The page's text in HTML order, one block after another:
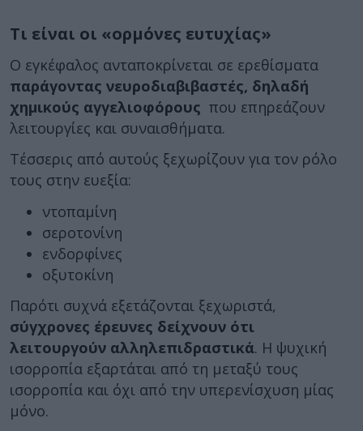
Τι είναι οι «ορμόνες ευτυχίας»
Ο εγκέφαλος ανταποκρίνεται σε ερεθίσματα
παράγοντας νευροδιαβιβαστές, δηλαδή
χημικούς αγγελιοφόρους που επηρεάζουν
λειτουργίες και συναισθήματα.
Τέσσερις από αυτούς ξεχωρίζουν για τον ρόλο
τους στην ευεξία:
ντοπαμίνη
σεροτονίνη
ενδορφίνες
οξυτοκίνη
Παρότι συχνά εξετάζονται ξεχωριστά,
σύγχρονες έρευνες δείχνουν ότι
λειτουργούν αλληλεπιδραστικά. Η ψυχική
ισορροπία εξαρτάται από τη μεταξύ τους
ισορροπία και όχι από την υπερενίσχυση μίας
μόνο.